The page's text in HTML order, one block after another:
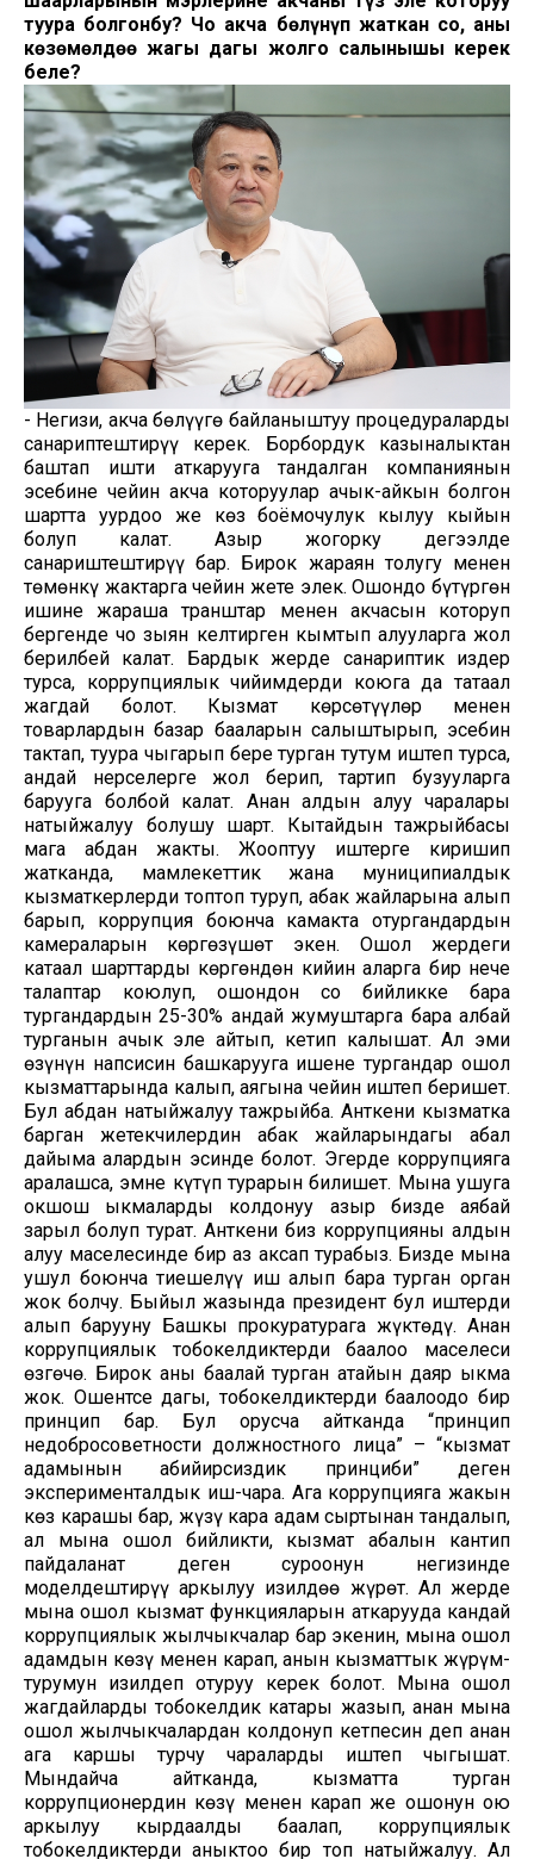
туура болгонбу? Чоң акча бөлүнүп жаткан соң, аны
көзөмөлдөө жагы дагы жолго салынышы керек
беле?
- Негизи, акча бөлүүгө байланыштуу процедураларды
санариптештирүү керек. Борбордук казыналыктан
баштап ишти аткарууга тандалган компаниянын
эсебине чейин акча которуулар ачык-айкын болгон
шартта уурдоо же көз боёмочулук кылуу кыйын
болуп калат. Азыр жогорку деңгээлде
санариштештирүү бар. Бирок жараян толугу менен
төмөнкү жактарга чейин жете элек. Ошондо бүтүргөн
ишине жараша транштар менен акчасын которуп
бергенде чоң зыян келтирген кымтып алууларга жол
берилбей калат. Бардык жерде санариптик издер
турса, коррупциялык чийимдерди коюга да татаал
жагдай болот. Кызмат көрсөтүүлөр менен
товарлардын базар бааларын салыштырып, эсебин
тактап, туура чыгарып бере турган тутум иштеп турса,
андай нерселерге жол берип, тартип бузууларга
барууга болбой калат. Анан алдын алуу чаралары
натыйжалуу болушу шарт. Кытайдын тажрыйбасы
мага абдан жакты. Жооптуу иштерге киришип
жатканда, мамлекеттик жана муниципиалдык
кызматкерлерди топтоп туруп, абак жайларына алып
барып, коррупция боюнча камакта отургандардын
камераларын көргөзүшөт экен. Ошол жердеги
катаал шарттарды көргөндөн кийин аларга бир нече
талаптар коюлуп, ошондон соң бийликке бара
тургандардын 25-30% андай жумуштарга бара албай
турганын ачык эле айтып, кетип калышат. Ал эми
өзүнүн напсисин башкарууга ишене тургандар ошол
кызматтарында калып, аягына чейин иштеп беришет.
Бул абдан натыйжалуу тажрыйба. Анткени кызматка
барган жетекчилердин абак жайларындагы абал
дайыма алардын эсинде болот. Эгерде коррупцияга
аралашса, эмне күтүп турарын билишет. Мына ушуга
окшош ыкмаларды колдонуу азыр бизде аябай
зарыл болуп турат. Анткени биз коррупцияны алдын
алуу маселесинде бир аз аксап турабыз. Бизде мына
ушул боюнча тиешелүү иш алып бара турган орган
жок болчу. Быйыл жазында президент бул иштерди
алып барууну Башкы прокуратурага жүктөдү. Анан
коррупциялык тобокелдиктерди баалоо маселеси
өзгөчө. Бирок аны баалай турган атайын даяр ыкма
жок. Ошентсе дагы, тобокелдиктерди баалоодо бир
принцип бар. Бул орусча айтканда “принцип
недобросоветности должностного лица” – “кызмат
адамынын абийирсиздик принциби” деген
эксперименталдык иш-чара. Ага коррупцияга жакын
көз карашы бар, жүзү кара адам сыртынан тандалып,
ал мына ошол бийликти, кызмат абалын кантип
пайдаланат деген суроонун негизинде
моделдештирүү аркылуу изилдөө жүрөт. Ал жерде
мына ошол кызмат функцияларын аткарууда кандай
коррупциялык жылчыкчалар бар экенин, мына ошол
адамдын көзү менен карап, анын кызматтык жүрүм-
турумун изилдеп отуруу керек болот. Мына ошол
жагдайларды тобокелдик катары жазып, анан мына
ошол жылчыкчалардан колдонуп кетпесин деп анан
ага каршы турчу чараларды иштеп чыгышат.
Мындайча айтканда, кызматта турган
коррупционердин көзү менен карап же ошонун ою
аркылуу кырдаалды баалап, коррупциялык
тобокелдиктерди аныктоо бир топ натыйжалуу. Ал